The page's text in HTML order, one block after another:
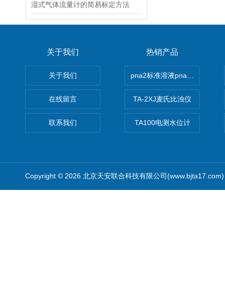
湿式气体流量计的简易标定方法
关于我们
关于我们
在线留言
联系我们
热销产品
pna2标准溶液pna3 pna4
TA-2XJ麦氏比浊仪
TA100电测水位计
Copyright © 2026 北京天安联合科技有限公司